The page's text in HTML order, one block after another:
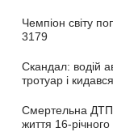
Чемпіон світу
3179
Скандал: водій
тротуар і
Смертельна ДТП
життя 16-